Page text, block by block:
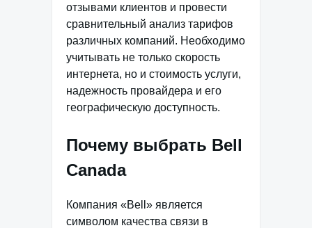
отзывами клиентов и провести
сравнительный анализ тарифов
различных компаний. Необходимо
учитывать не только скорость
интернета, но и стоимость услуги,
надежность провайдера и его
географическую доступность.
Почему выбрать Bell
Canada
Компания «Bell» является
символом качества связи в